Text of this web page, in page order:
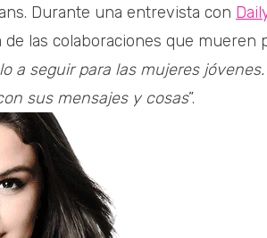
Durante una entrevista con
las colaboraciones que mueren
a seguir para las mujeres
sus mensajes y cosas”.